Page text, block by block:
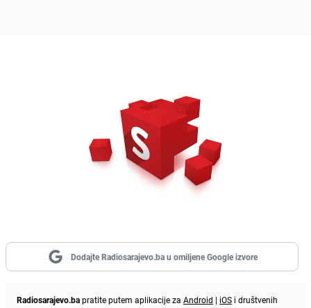
Dodajte Radiosarajevo.ba u omiljene Google izvore
Radiosarajevo.bapratite putem aplikacije za Android | iOS i društvenih